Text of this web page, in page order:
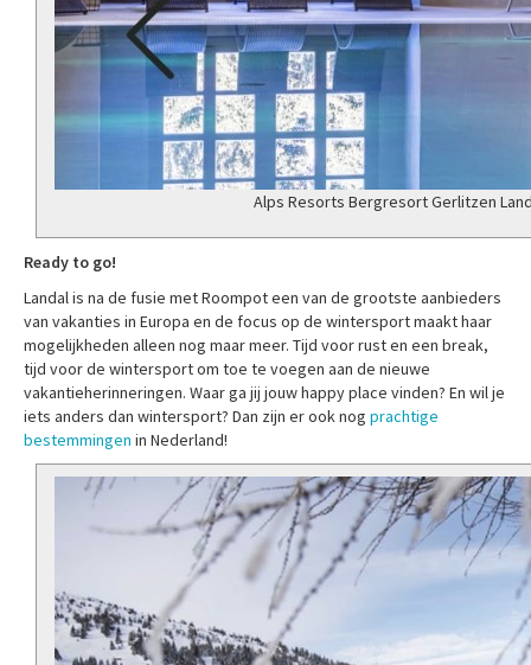
Alps Resorts Bergresort Gerlitzen
Ready to go!
Landal is na de fusie met Roompot een van de grootste aanbieders
van vakanties in Europa en de focus op de wintersport maakt haar
mogelijkheden alleen nog maar meer. Tijd voor rust en een break,
tijd voor de wintersport om toe te voegen aan de nieuwe
vakantieherinneringen. Waar ga jij jouw happy place vinden? En wil je
iets anders dan wintersport? Dan zijn er ook nog prachtige
bestemmingen in Nederland!